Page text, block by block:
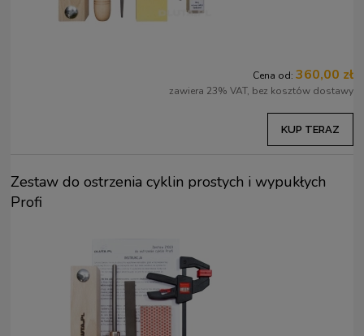
Cena od: 360,00 zł
zawiera 23% VAT, bez kosztów dostawy
KUP TERAZ
Zestaw do ostrzenia cyklin prostych i wypukłych
Profi